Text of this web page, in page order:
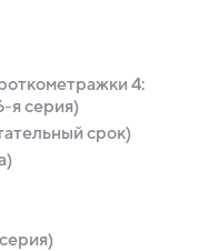
4:
я серия)
срок)